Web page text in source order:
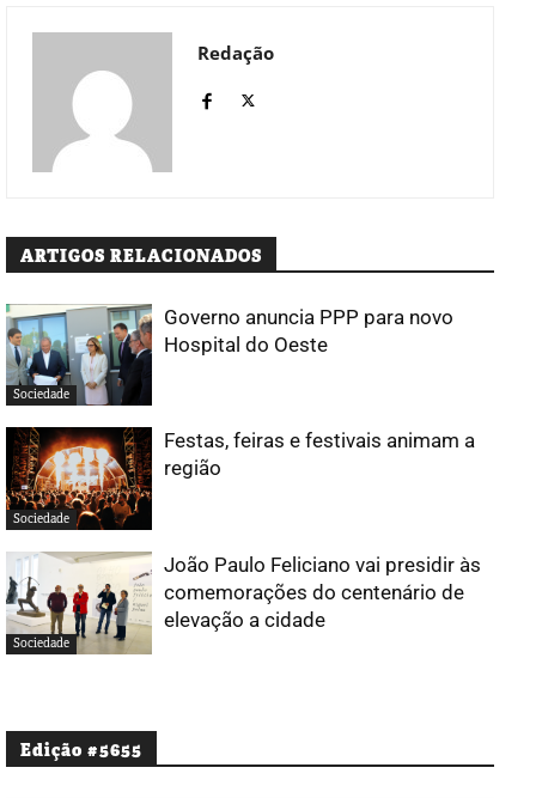
Redação
ARTIGOS RELACIONADOS
Sociedade
Governo anuncia PPP para novo
Hospital do Oeste
Sociedade
Festas, feiras e festivais animam a
região
Sociedade
João Paulo Feliciano vai presidir às
comemorações do centenário de
elevação a cidade
Edição #5655